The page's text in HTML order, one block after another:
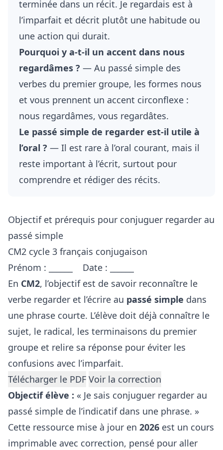
terminée dans un récit. Je regardais est à
l’imparfait et décrit plutôt une habitude ou
une action qui durait.
Pourquoi y a-t-il un accent dans nous
regardâmes ? — Au passé simple des
verbes du premier groupe, les formes nous
et vous prennent un accent circonflexe :
nous regardâmes, vous regardâtes.
Le passé simple de regarder est-il utile à
l’oral ? — Il est rare à l’oral courant, mais il
reste important à l’écrit, surtout pour
comprendre et rédiger des récits.
Objectif et prérequis pour conjuguer regarder au
passé simple
CM2 cycle 3 français conjugaison
Prénom : ______ Date : ______
En CM2, l’objectif est de savoir reconnaître le
verbe regarder et l’écrire au passé simple dans
une phrase courte. L’élève doit déjà connaître le
sujet, le radical, les terminaisons du premier
groupe et relire sa réponse pour éviter les
confusions avec l’imparfait.
Télécharger le PDF Voir la correction
Objectif élève : « Je sais conjuguer regarder au
passé simple de l’indicatif dans une phrase. »
Cette ressource mise à jour en 2026 est un cours
imprimable avec correction, pensé pour aller